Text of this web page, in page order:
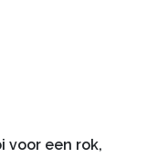
voor een rok,